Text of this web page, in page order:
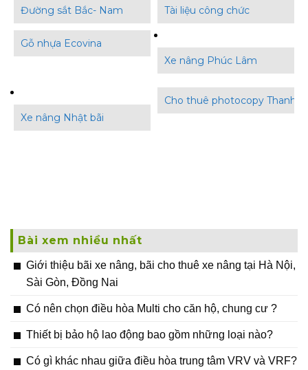
Đường sắt Bắc- Nam Tài liệu công chức
Gỗ nhựa Ecovina
Xe nâng Phúc Lâm
Xe nâng Nhật bãi
Cho thuê photocopy Thanh
Bài xem nhiều nhất
Giới thiệu bãi xe nâng, bãi cho thuê xe nâng tại Hà Nội,
Sài Gòn, Đồng Nai
Có nên chọn điều hòa Multi cho căn hộ, chung cư ?
Thiết bị bảo hộ lao động bao gồm những loại nào?
Có gì khác nhau giữa điều hòa trung tâm VRV và VRF?